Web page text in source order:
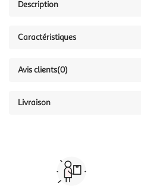
Description
Caractéristiques
Avis clients(0)
Livraison